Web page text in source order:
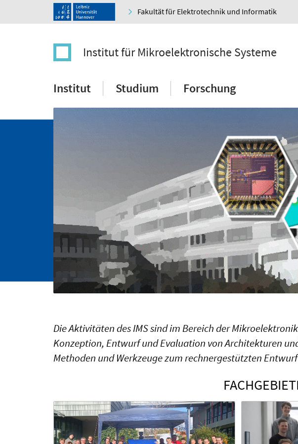
Fakultät für Elektrotechnik und Informatik
Institut für Mikroelektronische Systeme
Institut Studium Forschung
Die Aktivitäten des IMS sind im Bereich der
Konzeption, Entwurf und Evaluation von Architekturen
Methoden und Werkzeuge zum rechnergestützten